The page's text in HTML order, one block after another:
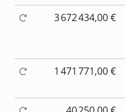
3 672 434,00 €
1 471 771,00 €